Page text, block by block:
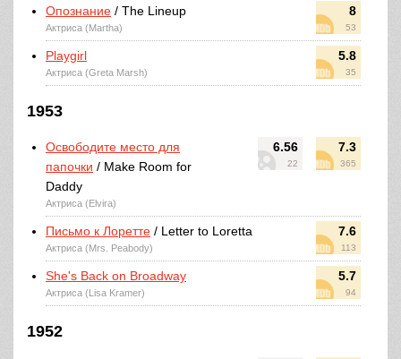
8
53
Опознание / The Lineup
Актриса (Martha)
5.8
35
Playgirl
Актриса (Greta Marsh)
1953
6.56
22
7.3
365
Освободите место для
папочки / Make Room for
Daddy
Актриса (Elvira)
7.6
113
Письмо к Лоретте / Letter to Loretta
Актриса (Mrs. Peabody)
5.7
94
She's Back on Broadway
Актриса (Lisa Kramer)
1952